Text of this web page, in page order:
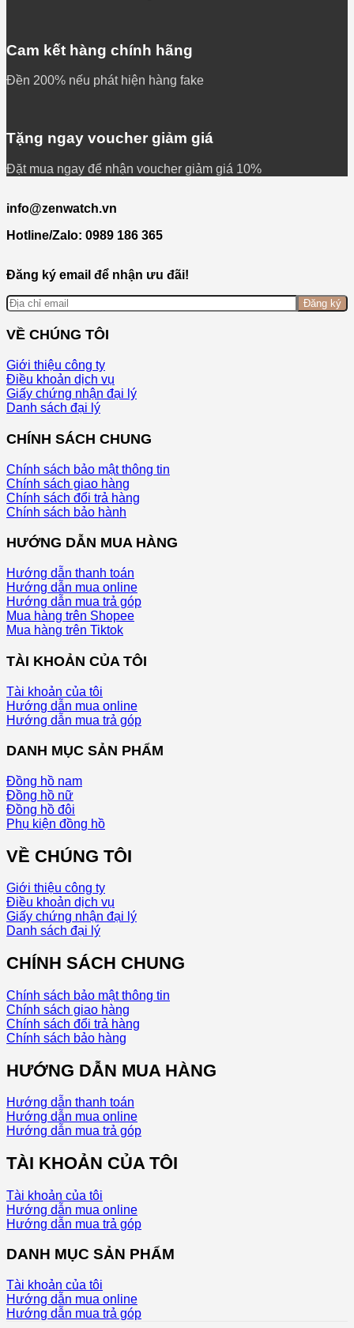
Cam kết hàng chính hãng
Đền 200% nếu phát hiện hàng fake
Tặng ngay voucher giảm giá
Đặt mua ngay để nhận voucher giảm giá 10%
info@zenwatch.vn
Hotline/Zalo: 0989 186 365
Đăng ký email để nhận ưu đãi!
Đăng ký
VỀ CHÚNG TÔI
Giới thiệu công ty
Điều khoản dịch vụ
Giấy chứng nhận đại lý
Danh sách đại lý
CHÍNH SÁCH CHUNG
Chính sách bảo mật thông tin
Chính sách giao hàng
Chính sách đổi trả hàng
Chính sách bảo hành
HƯỚNG DẪN MUA HÀNG
Hướng dẫn thanh toán
Hướng dẫn mua online
Hướng dẫn mua trả góp
Mua hàng trên Shopee
Mua hàng trên Tiktok
TÀI KHOẢN CỦA TÔI
Tài khoản của tôi
Hướng dẫn mua online
Hướng dẫn mua trả góp
DANH MỤC SẢN PHẨM
Đồng hồ nam
Đồng hồ nữ
Đồng hồ đôi
Phụ kiện đồng hồ
VỀ CHÚNG TÔI
Giới thiệu công ty
Điều khoản dịch vụ
Giấy chứng nhận đại lý
Danh sách đại lý
CHÍNH SÁCH CHUNG
Chính sách bảo mật thông tin
Chính sách giao hàng
Chính sách đổi trả hàng
Chính sách bảo hàng
HƯỚNG DẪN MUA HÀNG
Hướng dẫn thanh toán
Hướng dẫn mua online
Hướng dẫn mua trả góp
TÀI KHOẢN CỦA TÔI
Tài khoản của tôi
Hướng dẫn mua online
Hướng dẫn mua trả góp
DANH MỤC SẢN PHẨM
Tài khoản của tôi
Hướng dẫn mua online
Hướng dẫn mua trả góp